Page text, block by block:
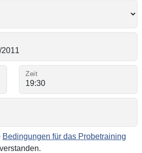
Zeit
Bedingungen für das Probetraining